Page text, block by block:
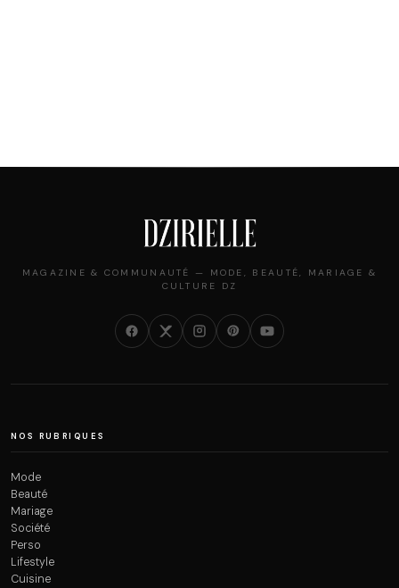
MAGAZINE & COMMUNAUTÉ — MODE, BEAUTÉ, MARIAGE &
CULTURE DZ
NOS RUBRIQUES
Mode
Beauté
Mariage
Société
Perso
Lifestyle
Cuisine